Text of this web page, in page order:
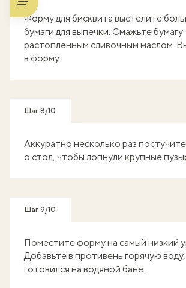
Форму для бисквита выстелите
бумаги для выпечки. Смажьте бумагу
растопленным сливочным маслом.
в форму.
Шаг 8/10
Аккуратно несколько раз
о стол, чтобы лопнули крупные
Шаг 9/10
Поместите форму на самый низкий
Добавьте в противень горячую
готовился на водяной бане.